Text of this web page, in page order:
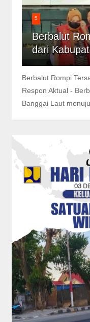
5
Berbalut
dari
Berbalut Rompi
Respon Aktual -
Banggai Laut